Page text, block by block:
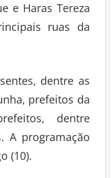
e Haras Tereza
ruas da
dentre as
prefeitos da
dentre
A programação
(10).